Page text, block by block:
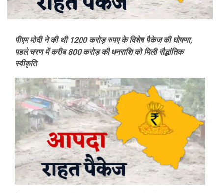
पीएम मोदी ने की थी 1200 करोड़ रुपए के विशेष पैकेज की घोषणा,
पहले चरण में करीब 800 करोड़ की धनराशि को मिली सैद्धांतिक
स्वीकृति